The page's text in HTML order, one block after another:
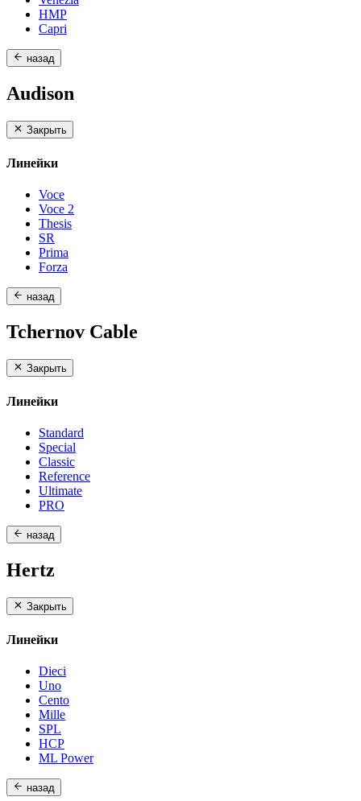
HMP
Capri
назад
Audison
Закрыть
Линейки
Voce
Voce 2
Thesis
SR
Prima
Forza
назад
Tchernov Cable
Закрыть
Линейки
Standard
Special
Classic
Reference
Ultimate
PRO
назад
Hertz
Закрыть
Линейки
Dieci
Uno
Cento
Mille
SPL
HCP
ML Power
назад